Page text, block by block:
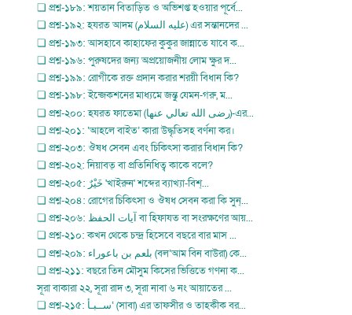
❏ প্রশ্ন-১৮৯: শয়তান বিতাড়িত ও অভিশপ্ত হওয়ার পূর্বে...
❏ প্রশ্ন-১৯২: হযরত আদম (عليه السلام) এর সন্তানদের ...
❏ প্রশ্ন-১৯৩: আসহাবে কাহাফের কুকুর জান্নাতে যাবে ক...
❏ প্রশ্ন-১৯৬: পুরুষদের জন্য অপ্রয়োজনীয় লোম ক্ষুর দ...
❏ প্রশ্ন-১৯৯: রোগীকে রক্ত প্রদান করার শরয়ী বিধান কি?
❏ প্রশ্ন-১৯৮: ইন্জেকশনের মাধ্যমে জন্তু যেমন-গরু, ম...
❏ প্রশ্ন-২০০: হযরত ফাতেমা (رضى الله تعالي عنها)-এর...
❏ প্রশ্ন-২০১: ‘আহলে বাইত’ কারা উদ্ধৃতিসহ বর্ণনা কর।
❏ প্রশ্ন-২০৩: ঔষধ সেবন এবং চিকিৎসা করার বিধান কি?
❏ প্রশ্ন-২০২: নিয়াবত্ বা প্রতিনিধিত্ব কাকে বলে?
❏ প্রশ্ন-২০৫: خَيْرٌ 'খাইরুন' শব্দের ব্যাখ্যা-বিশ্...
❏ প্রশ্ন-২০৪: রোগের চিকিৎসা ও ঔষধ সেবন করা কি সুন্...
❏ প্রশ্ন-২০৬: آيات الحفظ বা হিফাযত বা সংরক্ষণের আয়...
❏ প্রশ্ন-২১০: কখন থেকে চন্দ্র হিসেবে বছরে বার মাস ...
❏ প্রশ্ন-২০৯: بلعم بن باعوراء (বল‘আম বিন বাউরা) কে...
❏ প্রশ্ন-২১১: বছরে তিন মৌসুম কিসের ভিত্তিতে গণনা ক...
সূরা বাকারা ২২, সূরা রাদ ৩, সূরা নাবা ৬ নং আয়াতের ...
❏ প্রশ্ন-২১৫: ســبـأ‘ (সাবা) এর তাফসীর ও তাহকীক বর...